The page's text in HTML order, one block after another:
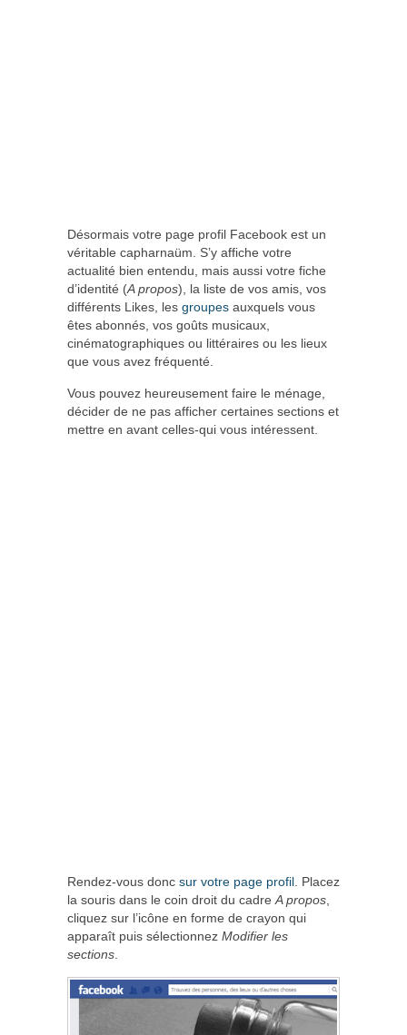
Désormais votre page profil Facebook est un
véritable capharnaüm. S’y affiche votre
actualité bien entendu, mais aussi votre fiche
d’identité (A propos), la liste de vos amis, vos
différents Likes, les groupes auxquels vous
êtes abonnés, vos goûts musicaux,
cinématographiques ou littéraires ou les lieux
que vous avez fréquenté.
Vous pouvez heureusement faire le ménage,
décider de ne pas afficher certaines sections et
mettre en avant celles-qui vous intéressent.
Rendez-vous donc sur votre page profil . Placez
la souris dans le coin droit du cadre A propos
cliquez sur l’icône en forme de crayon qui
apparaît puis sélectionnez Modifier les
sections